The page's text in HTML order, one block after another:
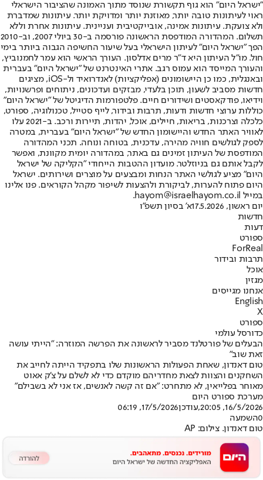
"ישראל היום" הוא גוף תקשורת שנוסד מתוך האמונה שהציבור הישראלי
ראוי לעיתונות טובה יותר, מאוזנת יותר ומדויקת יותר. עיתונות שמדברת
ולא צועקת. עיתונות אמינה, אובייקטיבית ועניינית. עיתונות אחרת וללא
תשלום. המהדורה המודפסת הראשונה פורסמה ב-30 ביולי 2007, וב-2010
הפך "ישראל היום" לעיתון הישראלי בעל שיעור החשיפה הגבוה ביותר בימי
חול. מו"ל העיתון היא ד"ר מרים אדלסון. העורך הראשי הוא עמר לחמנוביץ,
והעורך המייסד הוא עמוס רגב. אתרי האינטרנט של "ישראל היום" בעברית
ובאנגלית, כמו כן היישומונים (אפליקציות) לאנדרואיד ול-iOS, מציגים
חדשות מסביב לשעון, תוכן בלעדי, מבזקים ועדכונים, ניתוחים ופרשנויות,
וידיאו, פודקאסטים ושידורים חיים. פלטפורמות הדיגיטל של "ישראל היום"
כוללות ערוצי חדשות ודעות, תרבות ובידור, לייף סטייל, טכנולוגיה, ספורט,
כלכלה וצרכנות, בריאות, חיילים, אוכל, יהדות, תיירות ורכב. ב-2021 עלו
לאוויר האתר החדש והיישומון החדש של "ישראל היום" בעברית, במטרה
לספק לגולשים חוויה מהירה, עדכנית, בטוחה ונוחה. תכני המהדורה
המודפסת של העיתון זמינים גם באתר, במהדורה יומית מקוונת, ואפשר
לקבל אותם גם בניוזלטר. מועדון ההטבות הייחודי "הקליקה של ישראל
היום" מציע לגולשי האתר הנחות ומבצעים על מוצרים ושירותים. ישראל
היום פתוח להערות, לביקורת ולהצעות לשיפור מקהל הקוראים. פנו אלינו
במייל hayom@israelhayom.co.il.
יום ראשון, 17.5.2026
א' בסיון תשפ"ו
חדשות
דעות
ספורט
ForReal
תרבות ובידור
אוכל
מגזין
אנחנו מגייסים
English
X
ספורט
כדורסל עולמי
הבעלים של פורטלנד מסביר לראשונה את הפרשה המוזרה: "הייתי עושה
זאת שוב"
טום דאנדון, שאחת הפעולות הראשונות שלו בתפקיד הייתה לחייב את
השחקנים והצוות לצאת מחדריהם מוקדם כדי לא לשלם על צ'ק אאוט
מאוחר בפלייאין, לא מתחרט: "אם זה קשה לאנשים, אז אני לא בשבילם"
מערכת ספורט היום
16/5/2026, 20:05
,עודכן17/5/2026, 06:19
0השמעה
טום דאנדון. צילום: AP